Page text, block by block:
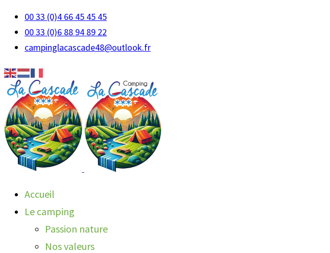
00 33 (0)4 66 45 45 45
00 33 (0)6 88 94 89 22
campinglacascade48@outlook.fr
Accueil
Le camping
Passion nature
Nos valeurs